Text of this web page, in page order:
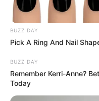
TEMAS
HURTO POLICÍA
SALDAÑA
MANTÉNGASE
BUZZ DAY
Pick A Ring And Nail
BUZZ DAY
Remember Kerri-Anne?
Today